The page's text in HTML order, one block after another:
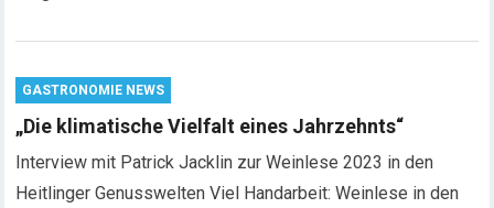
GASTRONOMIE NEWS
„Die klimatische Vielfalt eines Jahrzehnts“
Interview mit Patrick Jacklin zur Weinlese 2023 in den
Heitlinger Genusswelten Viel Handarbeit: Weinlese in den